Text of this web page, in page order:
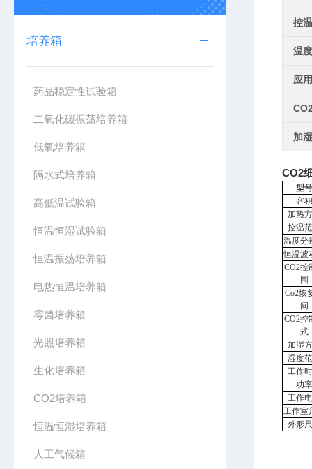
培养箱
药品稳定性试验箱
二氧化碳振荡培养箱
低氧培养箱
隔水式培养箱
高低温试验箱
恒温恒湿试验箱
恒温振荡培养箱
电热恒温培养箱
霉菌培养箱
光照培养箱
生化培养箱
CO2培养箱
恒温恒湿培养箱
人工气候箱
控
温
应
加
CO2
型号
容积
加热
控温
温度分
恒温波
CO2控
围
Co2恢
间
CO2控
式
加湿
湿度
工作
功率
工作
工作室
外形